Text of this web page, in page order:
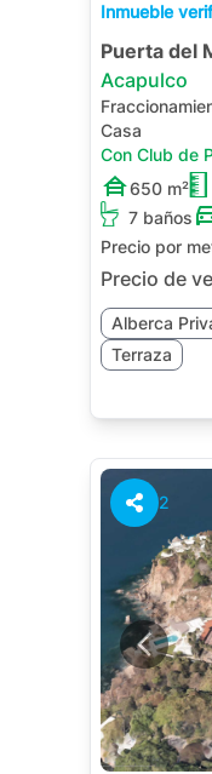
Inmueble
Puerta del
Acapulco
Casa
Con Club de
650 m²
7 baños
Precio por
Precio de
Alberca
Terraza
2